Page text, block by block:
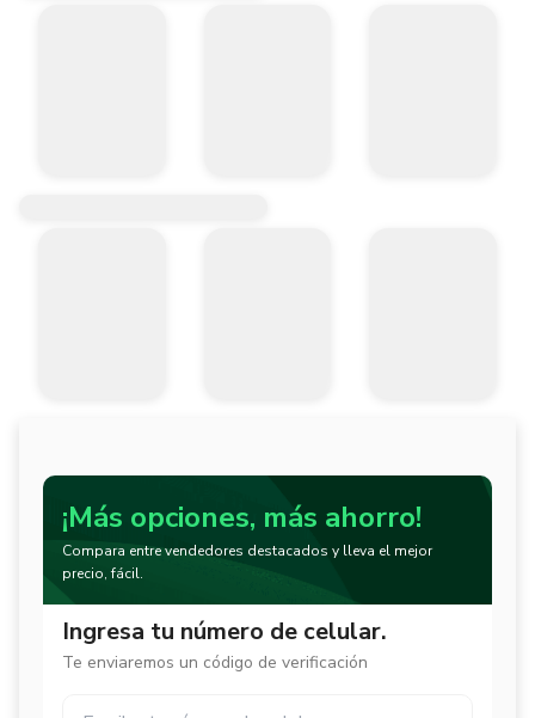
¡Más opciones, más ahorro!
Compara entre vendedores destacados y lleva el mejor
precio, fácil.
Ingresa tu número de celular.
Te enviaremos un código de verificación